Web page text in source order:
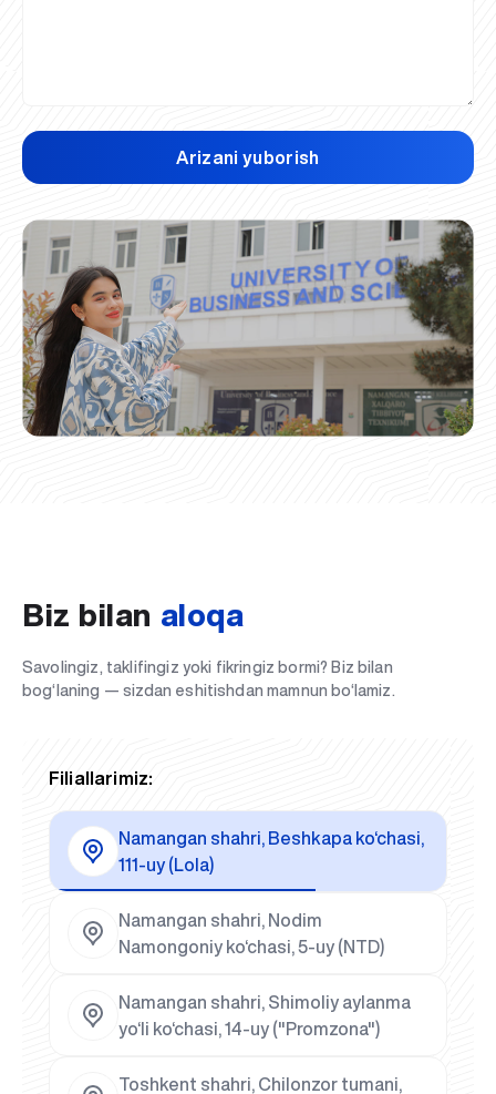
Arizani yuborish
Biz bilan aloqa
Savolingiz, taklifingiz yoki fikringiz bormi? Biz bilan
bog‘laning — sizdan eshitishdan mamnun bo‘lamiz.
Filiallarimiz:
Namangan shahri, Beshkapa ko‘chasi,
111-uy (Lola)
Namangan shahri, Nodim
Namongoniy ko‘chasi, 5-uy (NTD)
Namangan shahri, Shimoliy aylanma
yo‘li ko‘chasi, 14-uy ("Promzona")
Toshkent shahri, Chilonzor tumani,